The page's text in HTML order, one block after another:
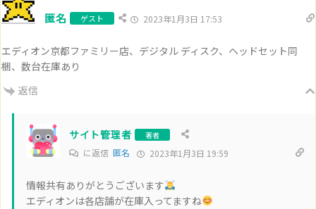
匿名 ゲスト 2023年1月3日 17:53
エディオン京都ファミリー店、デジタル ディスク、ヘッドセット同
梱、数台在庫あり
返信
サイト管理者 著者
に返信 匿名 2023年1月3日 19:59
情報共有ありがとうございます
エディオンは各店舗が在庫入ってますね